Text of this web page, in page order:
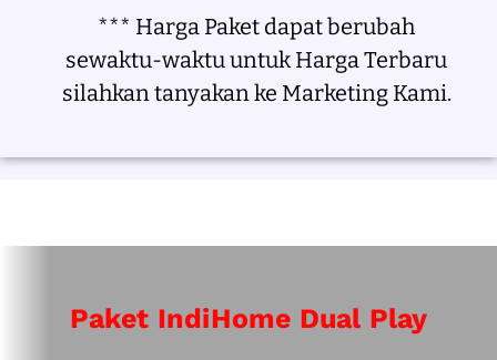
*** Harga Paket dapat berubah
sewaktu-waktu untuk Harga Terbaru
silahkan tanyakan ke Marketing Kami.
Paket IndiHome Dual Play